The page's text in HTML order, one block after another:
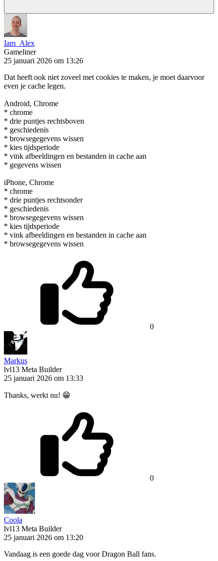
Iam_Alex
Gameliner
25 januari 2026 om 13:26
Dat heeft ook niet zoveel met cookies te maken, je moet daarvoor
even je cache legen.
Android, Chrome
* chrome
* drie puntjes rechtsboven
* geschiedenis
* browsegegevens wissen
* kies tijdsperiode
* vink afbeeldingen en bestanden in cache aan
* gegevens wissen
iPhone, Chrome
* chrome
* drie puntjes rechtsonder
* geschiedenis
* browsegegevens wissen
* kies tijdsperiode
* vink afbeeldingen en bestanden in cache aan
* browsegegevens wissen
0
Markus
lvl13 Meta Builder
25 januari 2026 om 13:33
Thanks, werkt nu! 😁
0
Coola
lvl13 Meta Builder
25 januari 2026 om 13:20
Vandaag is een goede dag voor Dragon Ball fans.